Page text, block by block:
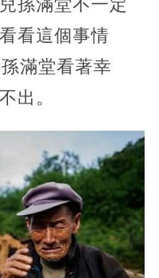
孫滿堂不一定
看這個事情
滿堂看著幸
出。